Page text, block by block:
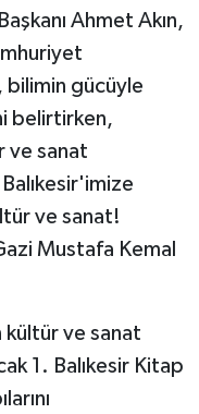
Ahmet Akın,
bilimin gücüyle
belirtirken,
ve sanat
ve sanat!
Mustafa Kemal
kültür ve sanat
1. Balıkesir Kitap